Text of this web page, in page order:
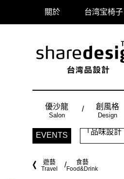
關於 台湾宝椅子
優沙龍
Salon
創風格
Design
EVENTS
時尚風：
遊藝
Travel
食藝
Food&Drink